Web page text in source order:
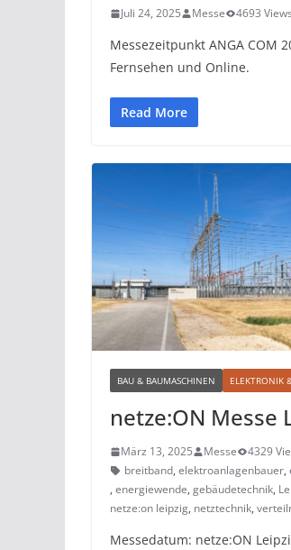
Juli 24, 2025 Messe 4693 Views
Messezeitpunkt ANGA COM
Fernsehen und Online.
Read More
BAU & BAUMASCHINEN ELEKTRONIK
netze:ON Messe
März 13, 2025 Messe
4329
breitband, elektroanlagenbauer,
, energiewende, gebäudetechnik,
netze:on leipzig, netztechnik,
Messedatum: netze:ON